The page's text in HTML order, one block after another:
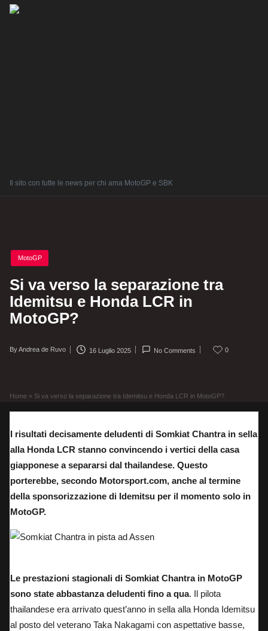
Il sito con tutte le news per chi ama MotoGP e SBK
Posted
in
MotoGP
Si va verso la separazione tra
Idemitsu e Honda LCR in
MotoGP?
Posted
ByAndrea de Ruvo 16 Luglio 2025 No Comments 0
Home » Si va verso la separazione tra Idemitsu e Honda LCR in MotoGP?
I risultati decisamente deludenti di Somkiat Chantra in sella
alla Honda LCR stanno convincendo i vertici della casa
giapponese a separarsi dal thailandese. Questo
porterebbe, secondo Motorsport.com, anche al termine
della sponsorizzazione di Idemitsu per il momento solo in
MotoGP.
Le prestazioni stagionali di Somkiat Chantra in MotoGP
sono state abbastanza deludenti fino a qua. Il pilota
thailandese era arrivato quest’anno in sella alla Honda Idemitsu
al posto del veterano Taka Nakagami con aspettative basse,